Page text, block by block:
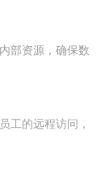
部资源，确保数
工的远程访问，